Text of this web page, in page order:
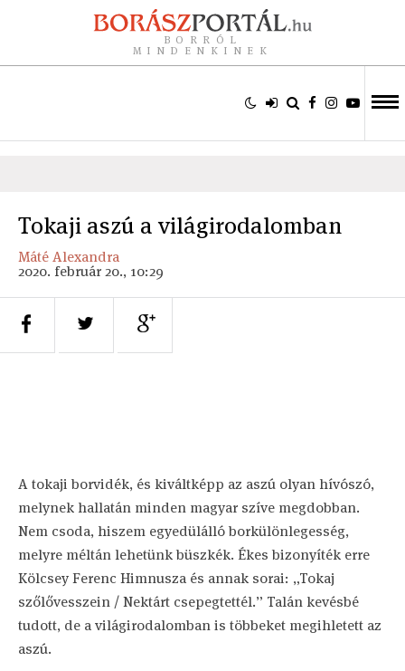
BORRÓL
MINDENKINEK
Tokaji aszú a világirodalomban
Máté Alexandra
2020. február 20., 10:29
A tokaji borvidék, és kiváltképp az aszú olyan hívószó,
melynek hallatán minden magyar szíve megdobban.
Nem csoda, hiszem egyedülálló borkülönlegesség,
melyre méltán lehetünk büszkék. Ékes bizonyíték erre
Kölcsey Ferenc Himnusza és annak sorai: „Tokaj
szőlővesszein / Nektárt csepegtettél.” Talán kevésbé
tudott, de a világirodalomban is többeket megihletett az
aszú.